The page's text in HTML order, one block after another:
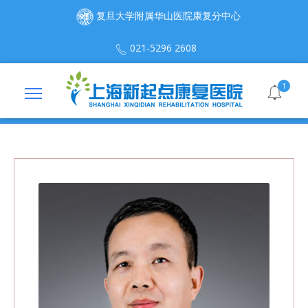
复旦大学附属华山医院康复分中心
021-5296 2608
1
医师团队 孔晓东